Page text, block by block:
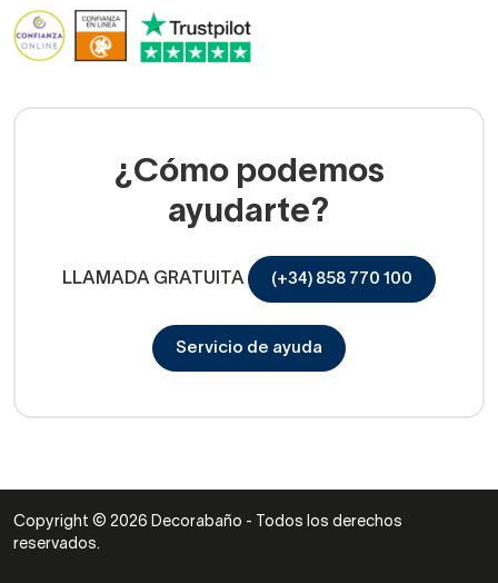
¿Cómo podemos
ayudarte?
LLAMADA GRATUITA (+34) 858 770 100
Servicio de ayuda
Copyright © 2026 Decorabaño - Todos los derechos
reservados.